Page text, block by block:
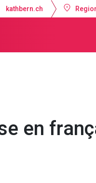
kathbern.ch
en